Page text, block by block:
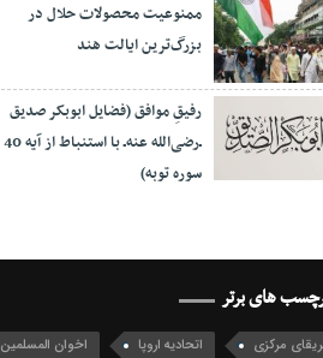
ممنوعیت محصولات حلال در
بزرگ‌ترین ایالت هند
رفیقِ موافق (فضایل ابوبکر صدیق
ـ‌رضی‌الله عنه‌ـ با استنباط از آیه 40
سوره توبه)
های برتر
مرکزی اتحادیه اروپا اخوان المسلمین